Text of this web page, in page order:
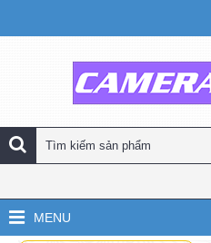
MENU